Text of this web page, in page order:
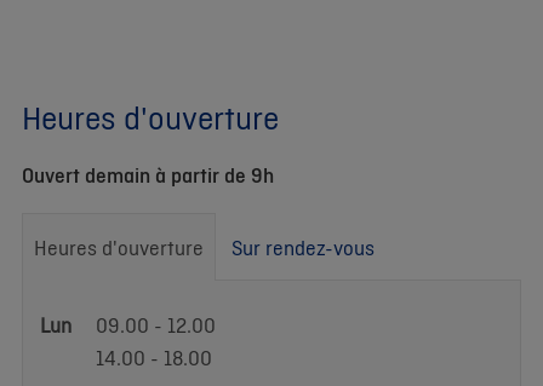
Heures d'ouverture
Ouvert demain à partir de 9h
Heures d'ouverture Sur rendez-vous
Heures
d'ouverture
Lun
09.00 - 12.00
14.00 - 18.00